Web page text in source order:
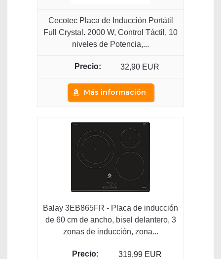
Cecotec Placa de Inducción Portátil
Full Crystal. 2000 W, Control Táctil, 10
niveles de Potencia,...
32,90 EUR
Más información
Balay 3EB865FR - Placa de inducción
de 60 cm de ancho, bisel delantero, 3
zonas de inducción, zona...
319,99 EUR